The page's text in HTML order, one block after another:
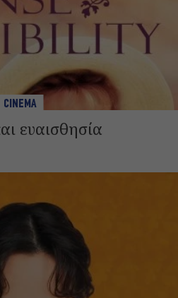
CINEMA
ευαισθησία